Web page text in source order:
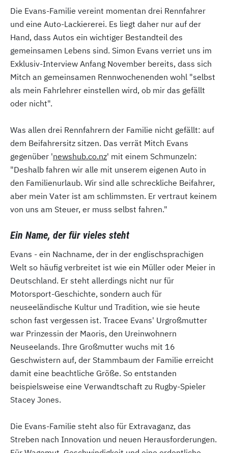
Die Evans-Familie vereint momentan drei Rennfahrer
und eine Auto-Lackiererei. Es liegt daher nur auf der
Hand, dass Autos ein wichtiger Bestandteil des
gemeinsamen Lebens sind. Simon Evans verriet uns im
Exklusiv-Interview Anfang November bereits, dass sich
Mitch an gemeinsamen Rennwochenenden wohl "selbst
als mein Fahrlehrer einstellen wird, ob mir das gefällt
oder nicht".
Was allen drei Rennfahrern der Familie nicht gefällt: auf
dem Beifahrersitz sitzen. Das verrät Mitch Evans
gegenüber 'newshub.co.nz' mit einem Schmunzeln:
"Deshalb fahren wir alle mit unserem eigenen Auto in
den Familienurlaub. Wir sind alle schreckliche Beifahrer,
aber mein Vater ist am schlimmsten. Er vertraut keinem
von uns am Steuer, er muss selbst fahren."
Ein Name, der für vieles steht
Evans - ein Nachname, der in der englischsprachigen
Welt so häufig verbreitet ist wie ein Müller oder Meier in
Deutschland. Er steht allerdings nicht nur für
Motorsport-Geschichte, sondern auch für
neuseeländische Kultur und Tradition, wie sie heute
schon fast vergessen ist. Tracee Evans' Urgroßmutter
war Prinzessin der Maoris, den Ureinwohnern
Neuseelands. Ihre Großmutter wuchs mit 16
Geschwistern auf, der Stammbaum der Familie erreicht
damit eine beachtliche Größe. So entstanden
beispielsweise eine Verwandtschaft zu Rugby-Spieler
Stacey Jones.
Die Evans-Familie steht also für Extravaganz, das
Streben nach Innovation und neuen Herausforderungen.